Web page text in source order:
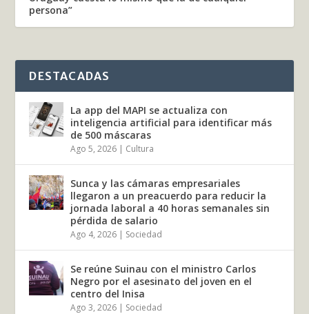
persona”
DESTACADAS
La app del MAPI se actualiza con
inteligencia artificial para identificar más
de 500 máscaras
Ago 5, 2026 | Cultura
Sunca y las cámaras empresariales
llegaron a un preacuerdo para reducir la
jornada laboral a 40 horas semanales sin
pérdida de salario
Ago 4, 2026 | Sociedad
Se reúne Suinau con el ministro Carlos
Negro por el asesinato del joven en el
centro del Inisa
Ago 3, 2026 | Sociedad